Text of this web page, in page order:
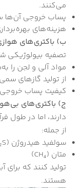
می‌کنند.
پساب خروجی آن‌ها
هزینه‌های
ب) باکتری‌های
تصفیه بیولوژیکی
مواد آلی و لجن را
از تولید گازهای
کیفیت پساب
ج) باکتری‌های
دارند، اما در طول
از جمله:
سولفید هیدروژن (H₂S)
متان (CH₄)
تولید کنند که
هستند.